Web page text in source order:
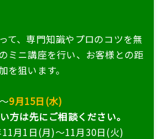
て、専門知識やプロのコツを無
ミニ講座を行い、お客様との距
を狙います。
9月15日(水)
方は先にご相談ください。
11月1日(月)〜11月30日(火)